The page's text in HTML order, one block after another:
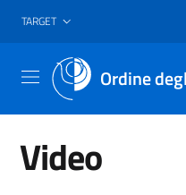
Vai al header
Vai al contenuto principale
Vai al footer
TARGET
Ordine
Menu
Video